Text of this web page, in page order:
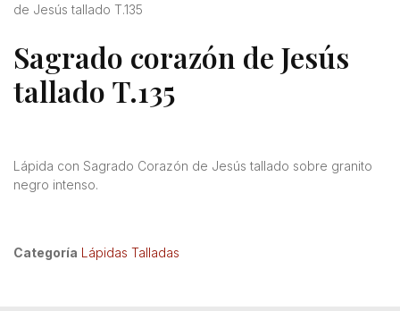
de Jesús tallado T.135
Sagrado corazón de Jesús
tallado T.135
Lápida con Sagrado Corazón de Jesús tallado sobre granito
negro intenso.
Categoría Lápidas Talladas